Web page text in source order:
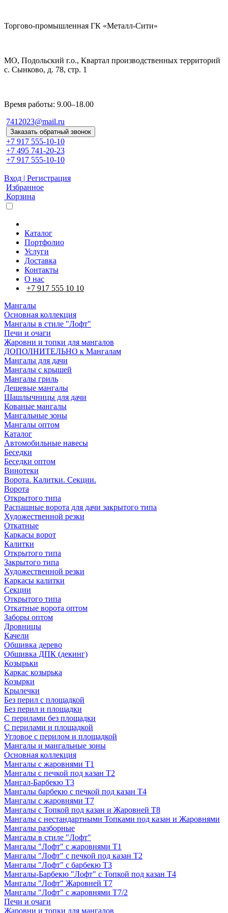
Торгово-промышленная ГК «Металл-Сити»
МО, Подольский г.о., Квартал производственных территорий
с. Сынково, д. 78, стр. 1
Время работы: 9.00–18.00
7412023@mail.ru
Заказать обратный звонок
+7 917 555-10-10
+7 495 741-20-23
+7 917 555-10-10
Вход | Регистрация
Избранное
Корзина
Каталог
Портфолио
Услуги
Доставка
Контакты
О нас
+7 917 555 10 10
Мангалы
Основная коллекция
Мангалы в стиле "Лофт"
Печи и очаги
Жаровни и топки для мангалов
ДОПОЛНИТЕЛЬНО к Мангалам
Мангалы для дачи
Мангалы с крышей
Мангалы гриль
Дешевые мангалы
Шашлычницы для дачи
Кованые мангалы
Мангальные зоны
Мангалы оптом
Каталог
Автомобильные навесы
Беседки
Беседки оптом
Винотеки
Ворота. Калитки. Секции.
Ворота
Открытого типа
Распашные ворота для дачи закрытого типа
Художественной резки
Откатные
Каркасы ворот
Калитки
Открытого типа
Закрытого типа
Художественной резки
Каркасы калитки
Секции
Открытого типа
Откатные ворота оптом
Заборы оптом
Дровницы
Качели
Обшивка дерево
Обшивка ДПК (декинг)
Козырьки
Каркас козырька
Козырки
Крылечки
Без перил с площадкой
Без перил и площадки
С перилами без площадки
С перилами и площадкой
Угловое с перилом и площадкой
Мангалы и мангальные зоны
Основная коллекция
Мангалы с жаровнями Т1
Мангалы с печкой под казан Т2
Мангал-Барбекю Т3
Мангалы барбекю с печкой под казан Т4
Мангалы с жаровнями Т7
Мангалы с Топкой под казан и Жаровней Т8
Мангалы с нестандартными Топками под казан и Жаровнями
Мангалы разборные
Мангалы в стиле "Лофт"
Мангалы "Лофт" с жаровнями Т1
Мангалы "Лофт" с печкой под казан Т2
Мангалы "Лофт" с барбекю Т3
Мангалы-Барбекю "Лофт" с Топкой под казан Т4
Мангалы "Лофт" Жаровней Т7
Мангалы "Лофт" с жаровнями Т7/2
Печи и очаги
Жаровни и топки для мангалов